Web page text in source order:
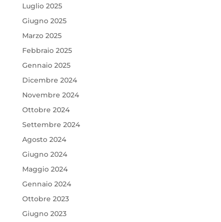
Luglio 2025
Giugno 2025
Marzo 2025
Febbraio 2025
Gennaio 2025
Dicembre 2024
Novembre 2024
Ottobre 2024
Settembre 2024
Agosto 2024
Giugno 2024
Maggio 2024
Gennaio 2024
Ottobre 2023
Giugno 2023